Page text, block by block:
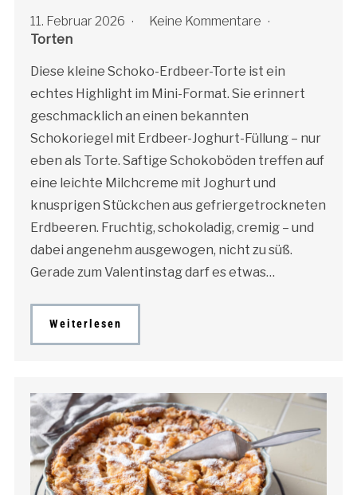
11. Februar 2026
Keine Kommentare
Torten
Diese kleine Schoko-Erdbeer-Torte ist ein
echtes Highlight im Mini-Format. Sie erinnert
geschmacklich an einen bekannten
Schokoriegel mit Erdbeer-Joghurt-Füllung – nur
eben als Torte. Saftige Schokoböden treffen auf
eine leichte Milchcreme mit Joghurt und
knusprigen Stückchen aus gefriergetrockneten
Erdbeeren. Fruchtig, schokoladig, cremig – und
dabei angenehm ausgewogen, nicht zu süß.
Gerade zum Valentinstag darf es etwas…
Weiterlesen